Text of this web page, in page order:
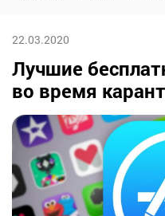
22.03.2020
Лучшие
во время